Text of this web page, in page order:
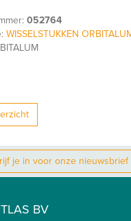
052764
WISSELSTUKKEN
je in voor onze nieuwsbrief
BV